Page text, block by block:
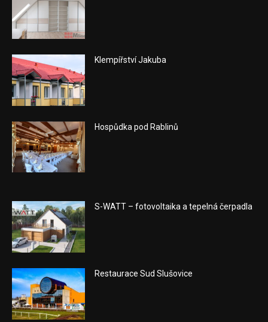
Klempířství Jakuba
Hospůdka pod Rablinů
S-WATT – fotovoltaika a tepelná čerpadla
Restaurace Sud Slušovice